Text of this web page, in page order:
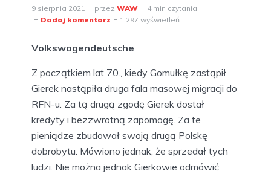
9 sierpnia 2021 przez WAW
4 min czytania
Dodaj komentarz
1 297 wyświetleń
Volkswagendeutsche
Z początkiem lat 70., kiedy Gomułkę zastąpił
Gierek nastąpiła druga fala masowej migracji do
RFN-u. Za tą drugą zgodę Gierek dostał
kredyty i bezzwrotną zapomogę. Za te
pieniądze zbudował swoją drugą Polskę
dobrobytu. Mówiono jednak, że sprzedał tych
ludzi. Nie można jednak Gierkowie odmówić